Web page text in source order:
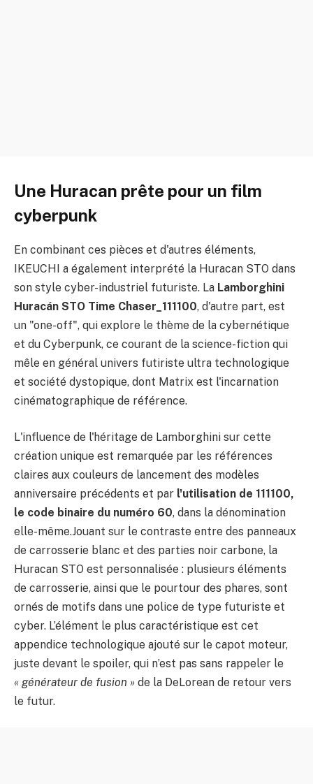
Une Huracan prête pour un film
cyberpunk
En combinant ces pièces et d'autres éléments,
IKEUCHI a également interprété la Huracan STO dans
son style cyber-industriel futuriste. La Lamborghini
Huracán STO Time Chaser_111100, d'autre part, est
un "one-off", qui explore le thème de la cybernétique
et du Cyberpunk, ce courant de la science-fiction qui
mêle en général univers futiriste ultra technologique
et société dystopique, dont Matrix est l'incarnation
cinématographique de référence.
L'influence de l'héritage de Lamborghini sur cette
création unique est remarquée par les références
claires aux couleurs de lancement des modèles
anniversaire précédents et par l'utilisation de 111100,
le code binaire du numéro 60, dans la dénomination
elle-même.Jouant sur le contraste entre des panneaux
de carrosserie blanc et des parties noir carbone, la
Huracan STO est personnalisée : plusieurs éléments
de carrosserie, ainsi que le pourtour des phares, sont
ornés de motifs dans une police de type futuriste et
cyber. L’élément le plus caractéristique est cet
appendice technologique ajouté sur le capot moteur,
juste devant le spoiler, qui n’est pas sans rappeler le
« générateur de fusion » de la DeLorean de retour vers
le futur.